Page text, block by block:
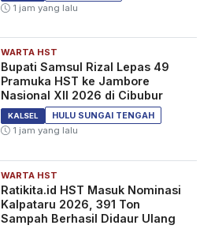
1 jam yang lalu
WARTA HST
Bupati Samsul Rizal Lepas 49
Pramuka HST ke Jambore
Nasional XII 2026 di Cibubur
KALSEL
HULU SUNGAI TENGAH
1 jam yang lalu
WARTA HST
Ratikita.id HST Masuk Nominasi
Kalpataru 2026, 391 Ton
Sampah Berhasil Didaur Ulang